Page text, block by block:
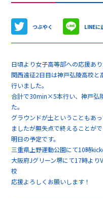
つぶやく LINEに
日頃より女子高等部への応援あり
関西遠征2日目は神戸弘陵高校
行いました。
合計で30min×5本行い、神戸弘
た。
グラウンドが土ということもあ
ましたが無失点で終えることがで
明日の予定です。
三重県上野運動公園にて10時
大阪府Jグリーン堺にて17時よ
校
応援よろしくお願いします！